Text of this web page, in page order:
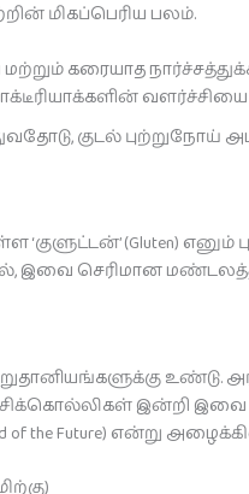
மிகப்பெரிய பலம்.
மற்றும் கரையாத
பாக்டீரியாக்களின்
குடல் புற்றுநோய்
(Gluten) எனும்
செரிமான
உண்டு.
இன்றி
of the Future) என்று